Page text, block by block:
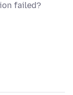
failed?